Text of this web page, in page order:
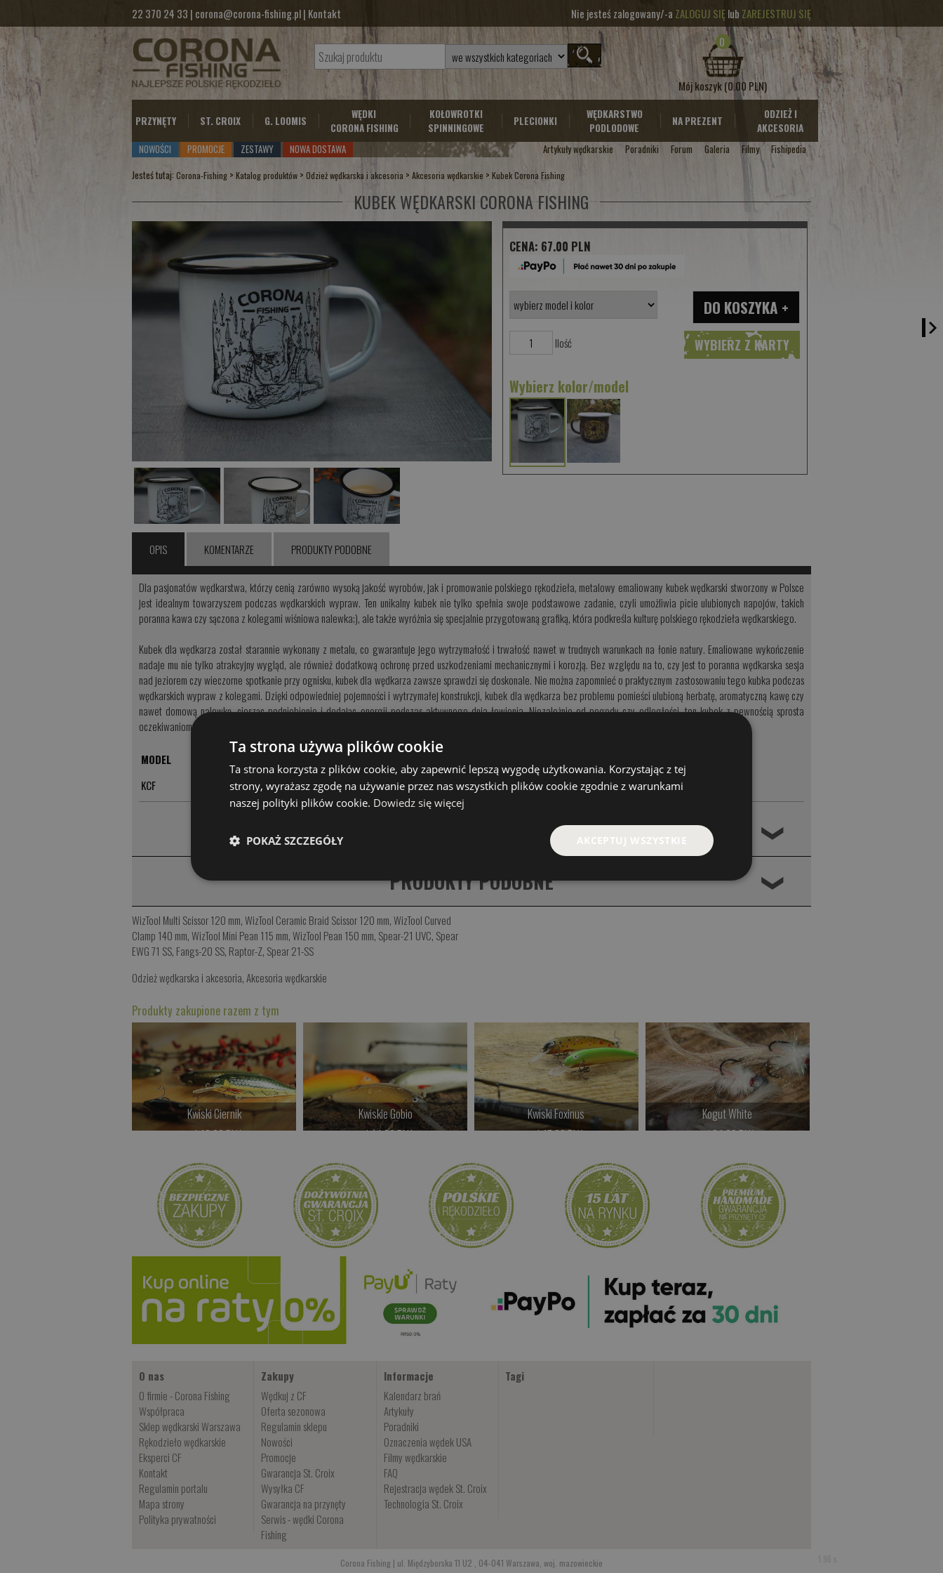
22 370 24 33 | corona@corona-fishing.pl| Kontakt Nie jesteś zalogowany/-a ZALOGUJ SIĘlub ZAREJESTRUJ SIĘ
0
Mój koszyk(0.00 PLN)
PRZYNĘTY ST. CROIX G. LOOMIS
WĘDKI
CORONA FISHING
KOŁOWROTKI
SPINNINGOWE
PLECIONKI
WĘDKARSTWO
PODLODOWE
NA PREZENT
ODZIEŻ I
AKCESORIA
NOWOŚCI
PROMOCJE ZESTAWY NOWA DOSTAWA Artykuły wędkarskie Poradniki Forum Galeria Filmy
Fishipedia
Jesteś tutaj: Corona-Fishing >Katalog produktów >Odzież wędkarska i akcesoria >Akcesoria wędkarskie >Kubek Corona Fishing
KUBEK WĘDKARSKI CORONA FISHING
CENA: 67.00 PLN
Ilość WYBIERZ Z KARTY
Wybierz kolor/model
OPIS KOMENTARZE PRODUKTY PODOBNE
Dla pasjonatów wędkarstwa, którzy cenią zarówno wysoką jakość wyrobów, jak i promowanie polskiego rękodzieła, metalowy emaliowany kubek wędkarski stworzony w Polsce
jest idealnym towarzyszem podczas wędkarskich wypraw. Ten unikalny kubek nie tylko spełnia swoje podstawowe zadanie, czyli umożliwia picie ulubionych napojów, takich
poranna kawa czy sączona z kolegami wiśniowa nalewka;), ale także wyróżnia się specjalnie przygotowaną grafiką, która podkreśla kulturę polskiego rękodzieła wędkarskiego.
Kubek dla wędkarza został starannie wykonany z metalu, co gwarantuje jego wytrzymałość i trwałość nawet w trudnych warunkach na łonie natury. Emaliowane wykończenie
nadaje mu nie tylko atrakcyjny wygląd, ale również dodatkową ochronę przed uszkodzeniami mechanicznymi i korozją. Bez względu na to, czy jest to poranna wędkarska sesja
nad jeziorem czy wieczorne spotkanie przy ognisku, kubek dla wędkarza zawsze sprawdzi się doskonale. Nie można zapomnieć o praktycznym zastosowaniu tego kubka podczas
wędkarskich wypraw z kolegami. Dzięki odpowiedniej pojemności i wytrzymałej konstrukcji, kubek dla wędkarza bez problemu pomieści ulubioną herbatę, aromatyczną kawę czy
nawet domową nalewkę, ciesząc podniebienie i dodając energii podczas aktywnego dnia łowienia. Niezależnie od pogody czy odległości, ten kubek z pewnością sprosta
oczekiwaniom wymagających wędkarzy.
MODEL
KCF
67.00 PLN
❮
PRODUKTY PODOBNE ❮
WizTool Multi Scissor 120 mm,WizTool Ceramic Braid Scissor 120 mm,WizTool Curved
Clamp 140 mm,WizTool Mini Pean 115 mm,WizTool Pean 150 mm, Spear-21 UVC, Spear
EWG 71 SS, Fangs-20 SS, Raptor-Z, Spear 21-SS
Odzież wędkarska i akcesoria,Akcesoria wędkarskie
Produkty zakupione razem z tym
Kwiski Ciernik
od 42.00 PLN
Kup teraz >
Kwiskie Gobio
od 44.00 PLN
Kwiski Foxinus
od 47.00 PLN
Kogut White
od 24.00 PLN
Kup teraz >
O nas
O firmie - Corona Fishing
Współpraca
Sklep wędkarski Warszawa
Rękodzieło wędkarskie
Eksperci CF
Kontakt
Regulamin portalu
Mapa strony
Polityka prywatności
Zakupy
Wędkuj z CF
Oferta sezonowa
Regulamin sklepu
Nowości
Promocje
Gwarancja St. Croix
Wysyłka CF
Gwarancja na przynęty
Serwis - wędki Corona
Fishing
Informacje
Kalendarz brań
Artykuły
Poradniki
Oznaczenia wędek USA
Filmy wędkarskie
FAQ
Rejestracja wędek St. Croix
Technologia St. Croix
Tagi
Corona Fishing | ul. Międzyborska 11 U2 , 04-041 Warszawa, woj. mazowieckie
Ta strona używa plików cookie
Ta strona korzysta z plików cookie, aby zapewnić lepszą wygodę użytkowania. Korzystając z tej
strony, wyrażasz zgodę na używanie przez nas wszystkich plików cookie zgodnie z warunkami
naszej polityki plików cookie. Dowiedz się więcej
AKCEPTUJ WSZYSTKIE
POKAŻ SZCZEGÓŁY